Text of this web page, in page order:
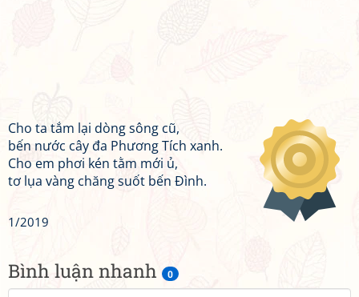
Bình luận nhanh 0
Cho ta tắm lại dòng sông cũ,
bến nước cây đa Phương Tích xanh.
Cho em phơi kén tằm mới ủ,
tơ lụa vàng chăng suốt bến Đình.
1/2019